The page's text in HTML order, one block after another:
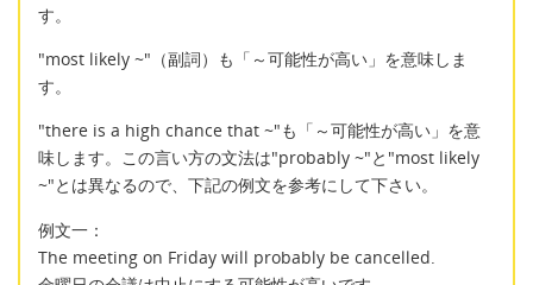
す。
"most likely ~"（副詞）も「～可能性が高い」を意味しま
す。
"there is a high chance that ~"も「～可能性が高い」を意
味します。この言い方の文法は"probably ~"と"most likely
~"とは異なるので、下記の例文を参考にして下さい。
例文一：
The meeting on Friday will probably be cancelled.